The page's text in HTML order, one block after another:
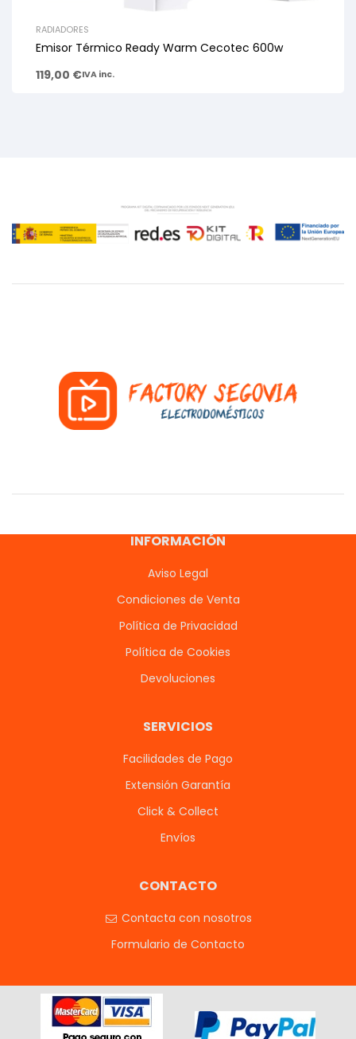
RADIADORES
Emisor Térmico Ready Warm Cecotec 600w
119,00 €IVA inc.
INFORMACIÓN
Aviso Legal
Condiciones de Venta
Política de Privacidad
Política de Cookies
Devoluciones
SERVICIOS
Facilidades de Pago
Extensión Garantía
Click & Collect
Envíos
CONTACTO
Contacta con nosotros
Formulario de Contacto